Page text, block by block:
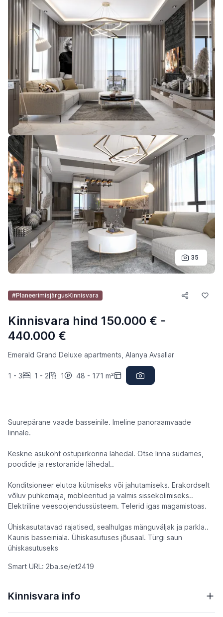
35
#PlaneerimisjärgusKinnisvara
Kinnisvara hind 150.000 € -
440.000 €
Emerald Grand Deluxe apartments, Alanya Avsallar
1 - 3 1 - 2 1 48 - 171 m²
Suurepärane vaade basseinile. Imeline panoraamvaade
linnale.
Keskne asukoht ostupiirkonna lähedal. Otse linna südames,
poodide ja restoranide lähedal..
Konditsioneer elutoa kütmiseks või jahutamiseks. Erakordselt
võluv puhkemaja, möbleeritud ja valmis sissekolimiseks..
Elektriline veesoojendussüsteem. Telerid igas magamistoas.
Ühiskasutatavad rajatised, sealhulgas mänguväljak ja parkla..
Kaunis basseiniala. Ühiskasutuses jõusaal. Türgi saun
ühiskasutuseks
Smart URL: 2ba.se/et2419
Kinnisvara info